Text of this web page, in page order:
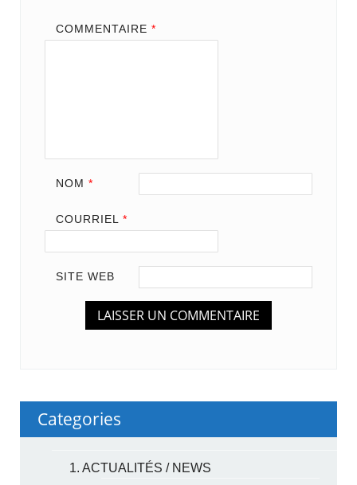
COMMENTAIRE *
NOM *
COURRIEL *
SITE WEB
Categories
1. ACTUALITÉS / NEWS